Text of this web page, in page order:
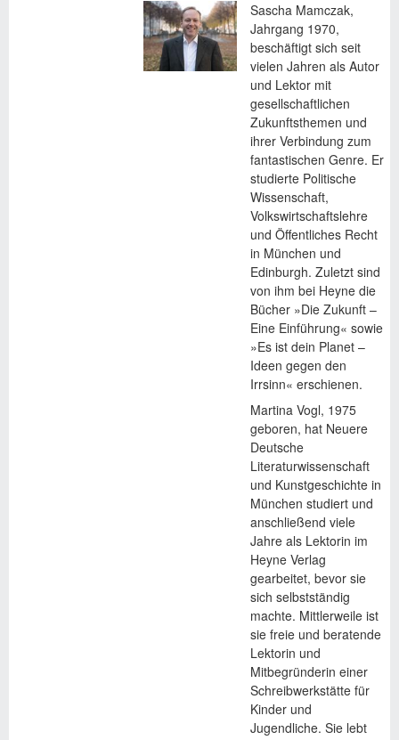
Sascha Mamczak,
Jahrgang 1970,
beschäftigt sich seit
vielen Jahren als Autor
und Lektor mit
gesellschaftlichen
Zukunftsthemen und
ihrer Verbindung zum
fantastischen Genre. Er
studierte Politische
Wissenschaft,
Volkswirtschaftslehre
und Öffentliches Recht
in München und
Edinburgh. Zuletzt sind
von ihm bei Heyne die
Bücher »Die Zukunft –
Eine Einführung« sowie
»Es ist dein Planet –
Ideen gegen den
Irrsinn« erschienen.
Martina Vogl, 1975
geboren, hat Neuere
Deutsche
Literaturwissenschaft
und Kunstgeschichte in
München studiert und
anschließend viele
Jahre als Lektorin im
Heyne Verlag
gearbeitet, bevor sie
sich selbstständig
machte. Mittlerweile ist
sie freie und beratende
Lektorin und
Mitbegründerin einer
Schreibwerkstätte für
Kinder und
Jugendliche. Sie lebt